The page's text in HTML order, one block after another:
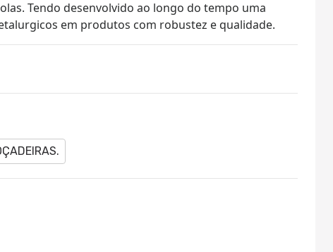
Tendo desenvolvido ao longo do tempo uma
em produtos com robustez e qualidade.